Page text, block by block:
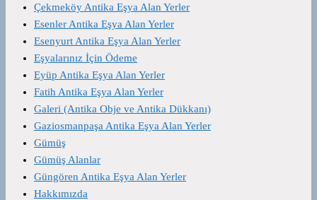
Çekmeköy Antika Eşya Alan Yerler
Esenler Antika Eşya Alan Yerler
Esenyurt Antika Eşya Alan Yerler
Eşyalarınız İçin Ödeme
Eyüp Antika Eşya Alan Yerler
Fatih Antika Eşya Alan Yerler
Galeri (Antika Obje ve Antika Dükkanı)
Gaziosmanpaşa Antika Eşya Alan Yerler
Gümüş
Gümüş Alanlar
Güngören Antika Eşya Alan Yerler
Hakkımızda